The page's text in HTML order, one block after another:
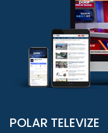
POLAR TELEVIZE